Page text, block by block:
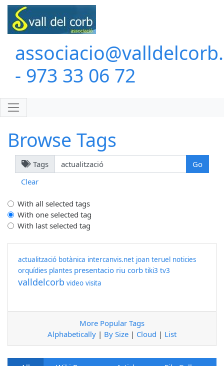
- 973 33 06 72
Browse Tags
Tags
Clear
With all selected tags
With one selected tag
With last selected tag
actualització botànica intercanvis.net joan teruel noticies
orquídies plantes presentacio riu corb tiki3 tv3
valldelcorb video visita
More Popular Tags
Alphabetically | By Size | Cloud | List